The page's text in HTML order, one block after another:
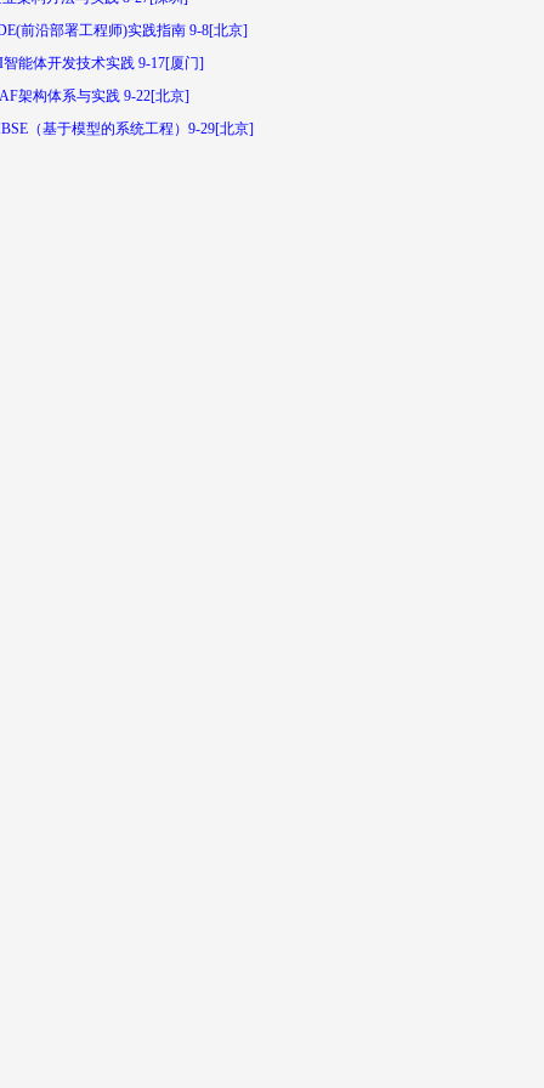
前沿部署工程师)实践指南 9-8[北京]
能体开发技术实践 9-17[厦门]
架构体系与实践 9-22[北京]
（基于模型的系统工程）9-29[北京]